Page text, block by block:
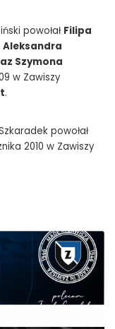
powołał Filipa
Szymona
w Zawiszy
.
powołał
2010 w Zawiszy